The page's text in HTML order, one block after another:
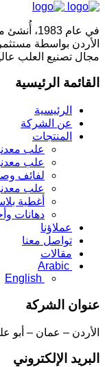
في عام
الأردن بواسطة
مجال تصنيع العلب
القائمة الرئيسية
الرئيسية
عن الشركة
المنتجات
علب
علب
لفائف
علب
أغطية
دهانات
عملاؤنا
تواصل معنا
مقالات
Arabic
English
عنوان الشركة
الأردن – عمان –
البريد الإلكتروني